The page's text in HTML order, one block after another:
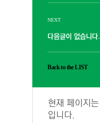
NEXT
다음글이 없습니다.
Back to the LIST
현재 페이지는
입니다.